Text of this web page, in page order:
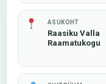
ASUKOHT
Raasiku Valla
Raamatukogu